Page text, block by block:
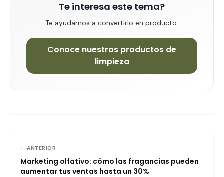
Te interesa este tema?
Te ayudamos a convertirlo en producto.
Conoce nuestros productos de
limpieza
← ANTERIOR
Marketing olfativo: cómo las fragancias pueden
aumentar tus ventas hasta un 30%